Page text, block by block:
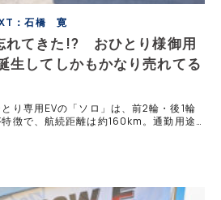
：石橋 寛
れてきた!? おひとり様御用
生してしかもかなり売れてる
り専用EVの「ソロ」は、前2輪・後1輪
徴で、航続距離は約160km。通勤用途
走行もこなす性能を備える。見た目のイ
でも注目されている。